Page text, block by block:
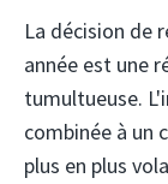
La décision de
année est une
tumultueuse.
combinée à un
plus en plus